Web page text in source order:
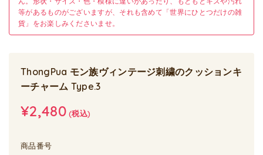
等があるものがございますが、それも含めて「世界にひとつだけの雑
貨」をお楽しみくださいませ。
ThongPua モン族ヴィンテージ刺繍のクッションキ
ーチャーム Type.3
¥2,480(税込)
商品番号